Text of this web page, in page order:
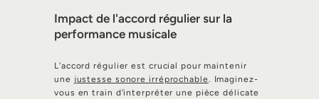
Impact de l'accord régulier sur la
performance musicale
L'accord régulier est crucial pour maintenir
une justesse sonore irréprochable. Imaginez-
vous en train d'interpréter une pièce délicate